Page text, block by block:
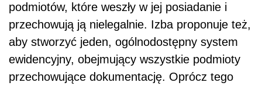
podmiotów, które weszły w jej posiadanie i
przechowują ją nielegalnie. Izba proponuje też,
aby stworzyć jeden, ogólnodostępny system
ewidencyjny, obejmujący wszystkie podmioty
przechowujące dokumentację. Oprócz tego